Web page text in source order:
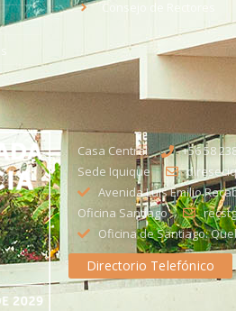
Casa Central +56 58
Sede Iquique
Avenida Luis Emilio
Oficina Santiago
Oficina de Santiago:
Directorio Telefónico